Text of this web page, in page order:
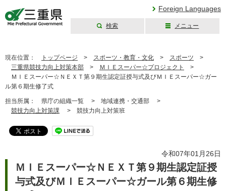
Foreign Languages
検索 メニュー
現在位置： トップページ > スポーツ・教育・文化 > スポーツ >
三重県競技力向上対策本部 > ＭＩＥスーパー☆プロジェクト
>
ＭＩＥスーパー☆ＮＥＸＴ第９期生認定証授与式及びＭＩＥスーパー☆ガー
ル第６期生修了式
担当所属： 県庁の組織一覧 > 地域連携・交通部 >
競技力向上対策課 > 競技力向上対策班
令和07年01月26日
ＭＩＥスーパー☆ＮＥＸＴ第９期生認定証授
与式及びＭＩＥスーパー☆ガール第６期生修